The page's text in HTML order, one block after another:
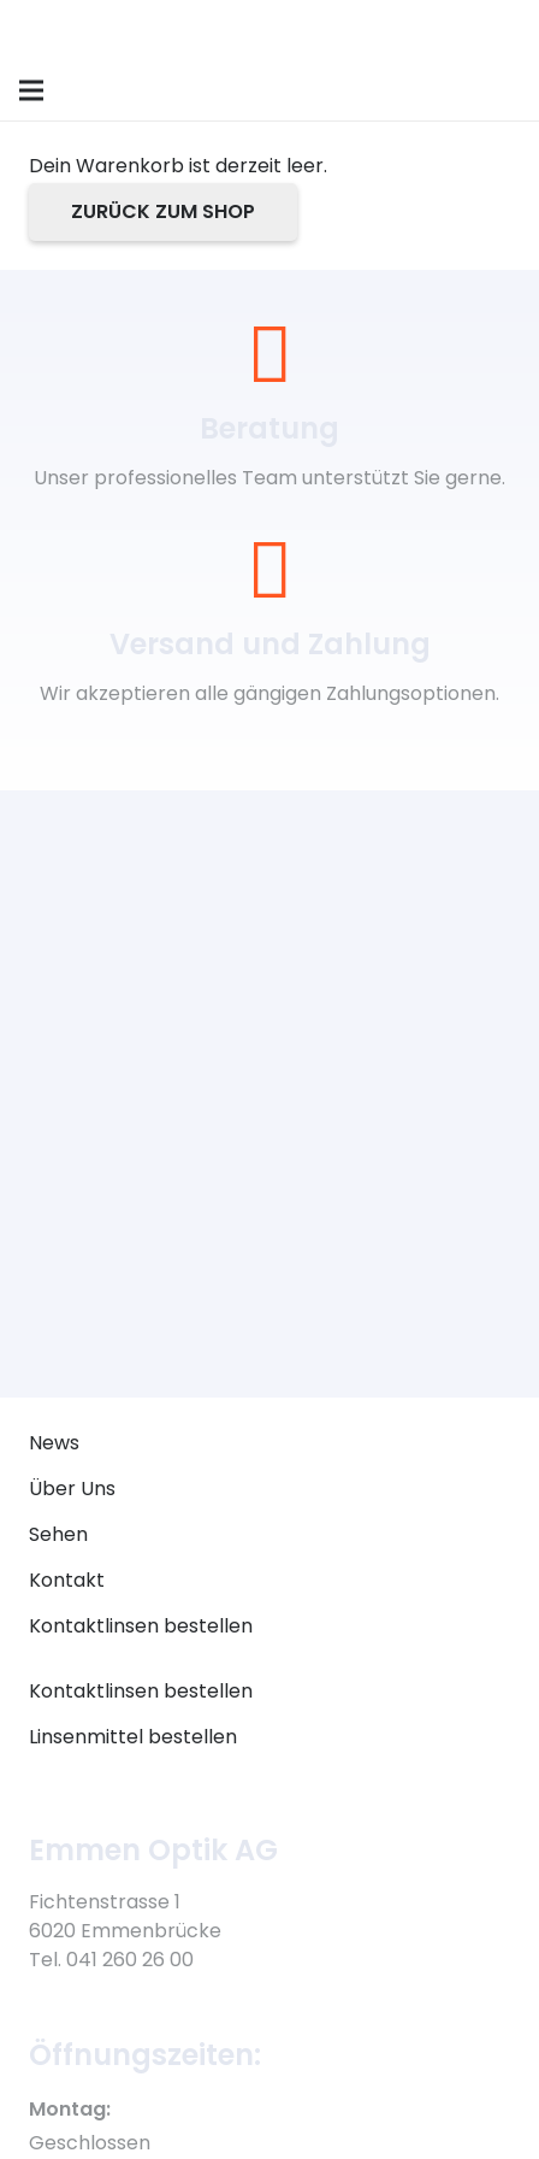
Dein Warenkorb ist derzeit leer.
ZURÜCK ZUM SHOP
Unser professionelles Team unterstützt Sie gerne.
Versand und Zahlung
Wir akzeptieren alle gängigen Zahlungsoptionen.
News
Über Uns
Sehen
Kontakt
Kontaktlinsen bestellen
Kontaktlinsen bestellen
Linsenmittel bestellen
Emmen Optik AG
Fichtenstrasse 1
6020 Emmenbrücke
Tel. 041 260 26 00
Öffnungszeiten:
Montag:
Geschlossen